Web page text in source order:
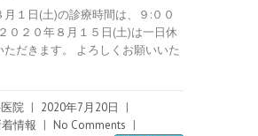
月１日(土)の診療時間は、９:００
０２０年８月１５日(土)は一日休
だきます。 よろしくお願いいた
院 | 2020年7月20日
|
情報 | No Comments |